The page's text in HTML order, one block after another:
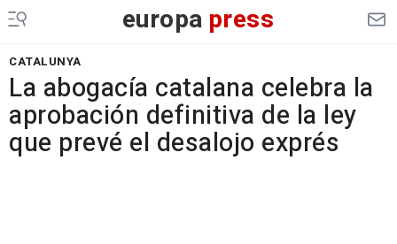
europa press
CATALUNYA
La abogacía catalana celebra la
aprobación definitiva de la ley
que prevé el desalojo exprés